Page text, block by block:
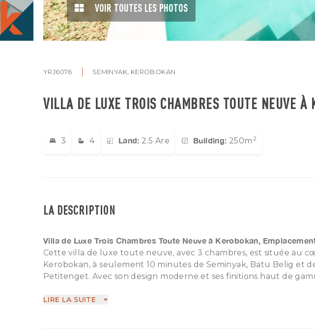
VOIR TOUTES LES PHOTOS
YRJ6076 SEMINYAK, KEROBOKAN
VILLA DE LUXE TROIS CHAMBRES TOUTE NEUVE
3 4 Land: 2.5 Are Building: 250m 2
LA DESCRIPTION
Villa de Luxe Trois Chambres Toute Neuve à Kerobokan,
Cette villa de luxe toute neuve, avec 3 chambres, est située au
Kerobokan, à seulement 10 minutes de Seminyak, Batu Belig et
Petitenget. Avec son design moderne et ses finitions haut de
d'un accès facile aux meilleurs restaurants, cafés et attractions de
LIRE LA SUITE